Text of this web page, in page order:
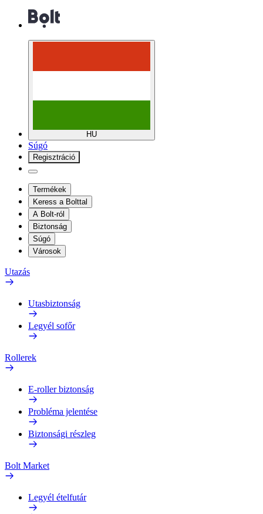
HU
Súgó
Regisztráció
Termékek
Keress a Bolttal
A Bolt-ról
Biztonság
Súgó
Városok
Utazás
Utasbiztonság
Legyél sofőr
Rollerek
E-roller biztonság
Probléma jelentése
Biztonsági részleg
Bolt Market
Legyél ételfutár